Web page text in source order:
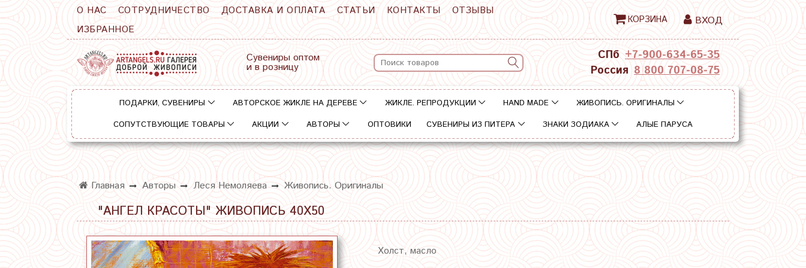
О НАС СОТРУДНИЧЕСТВО ДОСТАВКА И ОПЛАТА СТАТЬИ КОНТАКТЫ
ОТЗЫВЫ
ИЗБРАННОЕ
КОРЗИНА ВХОД
Сувениры оптом
и в розницу
СПб +7-900-634-65-35
Россия 8 800 707-08-75
ПОДАРКИ, СУВЕНИРЫ АВТОРСКОЕ ЖИКЛЕ НА ДЕРЕВЕ ЖИКЛЕ. РЕПРОДУКЦИИ HAND MADE
ЖИВОПИСЬ. ОРИГИНАЛЫ
СОПУТСТВУЮЩИЕ ТОВАРЫ
АКЦИИ АВТОРЫ ОПТОВИКИ СУВЕНИРЫ ИЗ ПИТЕРА ЗНАКИ ЗОДИАКА АЛЫЕ ПАРУСА
Главная Авторы Леся Немоляева Живопись. Оригиналы
"АНГЕЛ КРАСОТЫ" ЖИВОПИСЬ 40Х50
Холст, масло